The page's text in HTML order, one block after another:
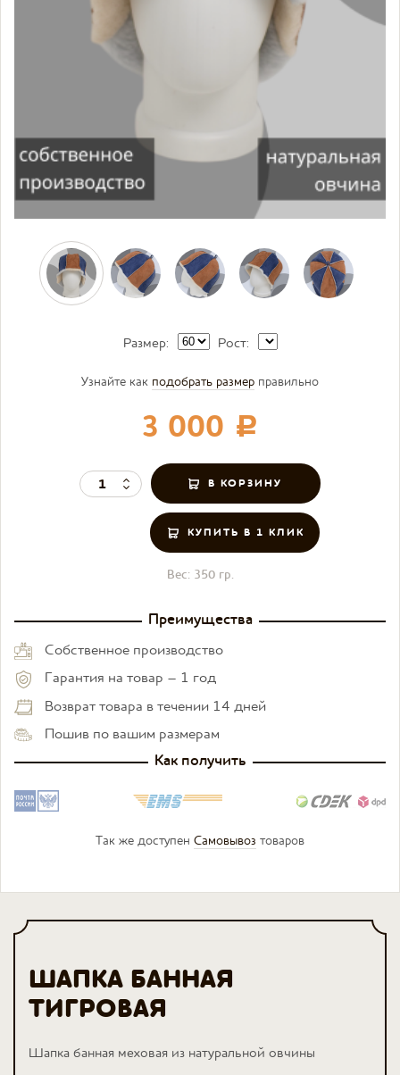
Узнайте как подобрать размер правильно
3 000 c
Размер: Рост:
КУПИТЬ В 1 КЛИК
Вес: 350 гр.
Преимущества
Собственное производство
Гарантия на товар – 1 год
Возврат товара в течении 14 дней
Пошив по вашим размерам
Как получить
Так же доступен Самовывоз товаров
ШАПКА БАННАЯ
ТИГРОВАЯ
Шапка банная меховая из натуральной овчины